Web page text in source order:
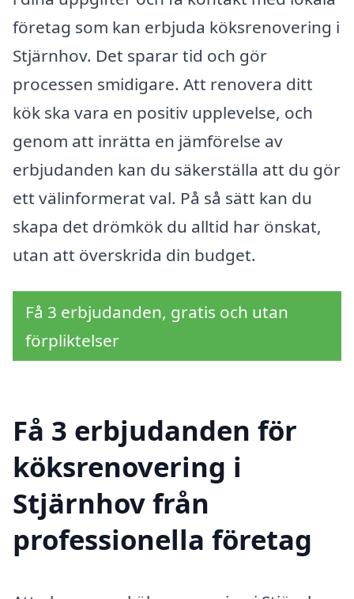
företag som kan erbjuda köksrenovering i
Stjärnhov. Det sparar tid och gör
processen smidigare. Att renovera ditt
kök ska vara en positiv upplevelse, och
genom att inrätta en jämförelse av
erbjudanden kan du säkerställa att du gör
ett välinformerat val. På så sätt kan du
skapa det drömkök du alltid har önskat,
utan att överskrida din budget.
Få 3 erbjudanden, gratis och utan
förpliktelser
Få 3 erbjudanden för
köksrenovering i
Stjärnhov från
professionella företag